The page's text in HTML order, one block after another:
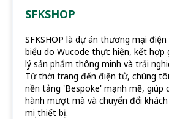
SFKSHOP
SFKSHOP là dự án thương mại
biểu do Wucode thực hiện, kết hợp
lý sản phẩm thông minh và trải
Từ thời trang đến điện tử, chúng
nền tảng 'Bespoke' mạnh mẽ, giúp
hành mượt mà và chuyển đổi
mọi thiết bị.